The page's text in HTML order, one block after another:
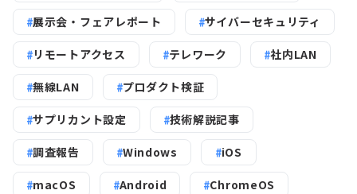
展示会・フェアレポート サイバーセキュリティ
リモートアクセス テレワーク 社内LAN
無線LAN プロダクト検証
サプリカント設定 技術解説記事
調査報告 Windows iOS
macOS Android ChromeOS